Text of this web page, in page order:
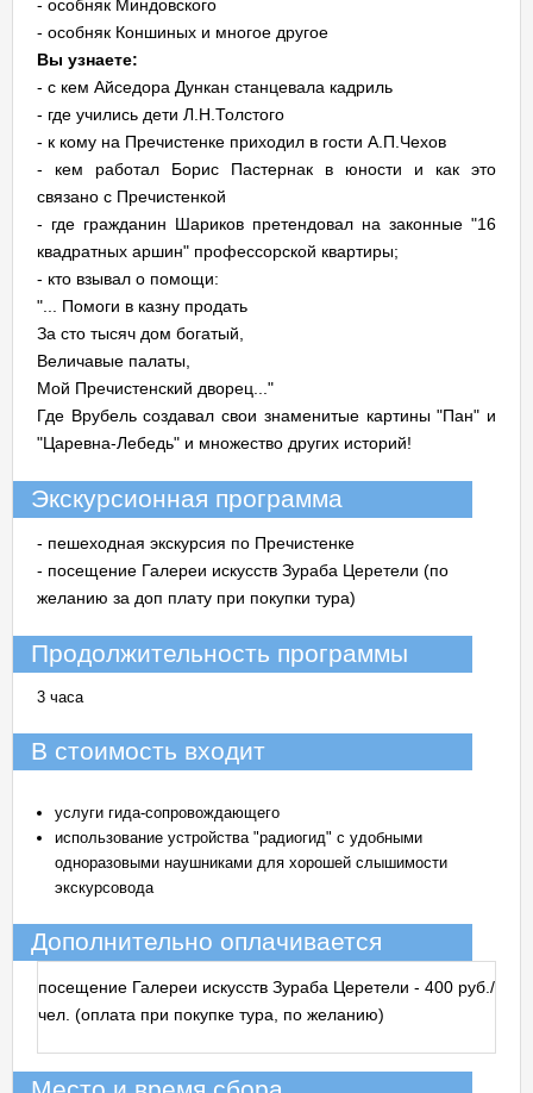
- особняк Миндовского
- особняк Коншиных и многое другое
Вы узнаете:
- с кем Айседора Дункан станцевала кадриль
- где учились дети Л.Н.Толстого
- к кому на Пречистенке приходил в гости А.П.Чехов
- кем работал Борис Пастернак в юности и как это
связано с Пречистенкой
- где гражданин Шариков претендовал на законные "16
квадратных аршин" профессорской квартиры;
- кто взывал о помощи:
"... Помоги в казну продать
За сто тысяч дом богатый,
Величавые палаты,
Мой Пречистенский дворец..."
Где Врубель создавал свои знаменитые картины "Пан" и
"Царевна-Лебедь" и множество других историй!
Экскурсионная программа
- пешеходная экскурсия по Пречистенке
- посещение Галереи искусств Зураба Церетели (по
желанию за доп плату при покупки тура)
Продолжительность программы
3 часа
В стоимость входит
услуги гида-сопровождающего
использование устройства "радиогид" с удобными
одноразовыми наушниками для хорошей слышимости
экскурсовода
Дополнительно оплачивается
посещение Галереи искусств Зураба Церетели - 400 руб./
чел. (оплата при покупке тура, по желанию)